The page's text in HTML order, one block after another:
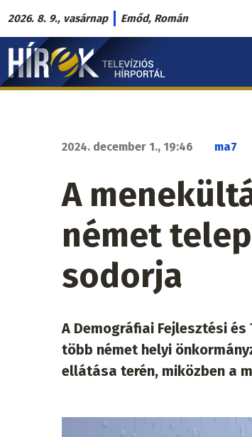
Ugrás
a
tartalomra
2026. 8. 9., vasárnap Emőd, Román
Hírek.sk
fő
2024. december 1., 19:46 ma7
A
német
sodorja
A Demográfiai Fejlesztési
több német helyi
ellátása terén, miközben a